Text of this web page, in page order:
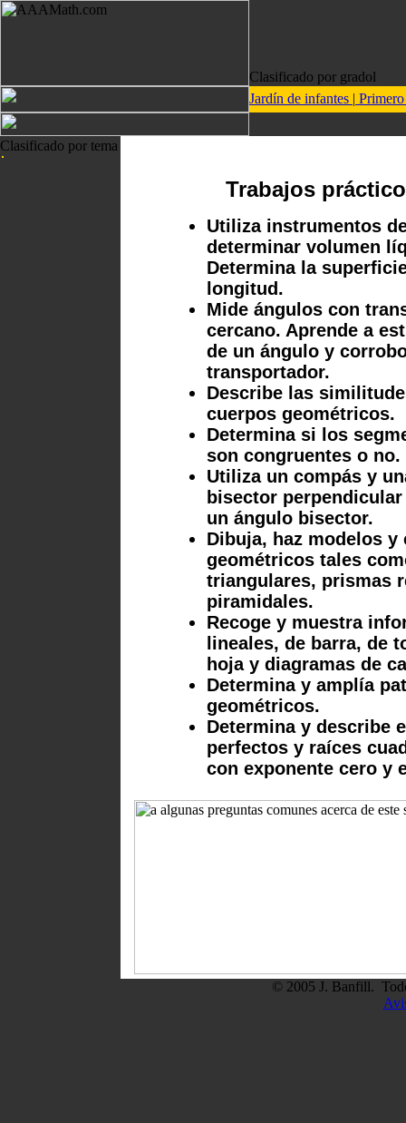
Clasificado por gradol
Jardín de infantes |
Clasificado por tema
Trabajos
Utiliza instrumentos
determinar volumen
Determina la
longitud.
Mide ángulos con
cercano. Aprende a
de un ángulo y
transportador.
Describe las
cuerpos geométricos.
Determina si los
son congruentes o no.
Utiliza un compás y
bisector
un ángulo bisector.
Dibuja, haz modelos
geométricos tales
triangulares, prismas
piramidales.
Recoge y muestra
lineales, de barra, de
hoja y diagramas de
Determina y amplía
geométricos.
Determina y describe
perfectos y raíces
con exponente cero y
© 2005 J. Banfill.